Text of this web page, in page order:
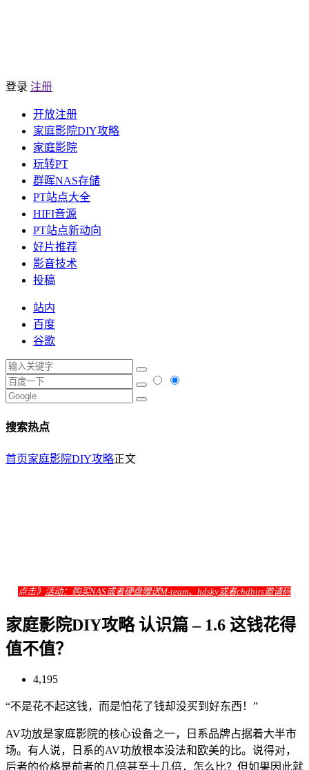
登录 注册
开放注册
家庭影院DIY攻略
家庭影院
玩转PT
群晖NAS存储
PT站点大全
HIFI音源
PT站点新动向
好片推荐
影音技术
投稿
站内
百度
谷歌
搜索热点
首页家庭影院DIY攻略正文
点击》 活动：购买NAS或者硬盘赠送M-team、hdsky或者chdbits邀请码
家庭影院DIY攻略 认识篇 – 1.6 这钱花得
值不值？
4,195
“不是花不起这钱，而是怕花了钱却没买到好东西！”
AV功放是家庭影院的核心设备之一，日系品牌占据着大半市
场。有人说，日系的AV功放根本没法和欧美的比。说得对，
后者的价格是前者的几倍甚至十几倍，怎么比？但如果因此就